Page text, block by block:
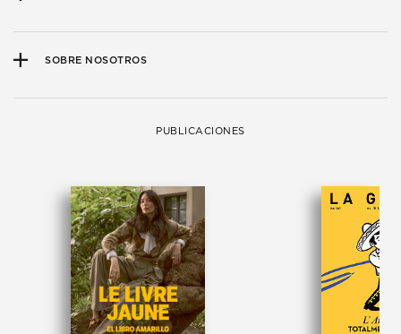
SOBRE NOSOTROS
PUBLICACIONES